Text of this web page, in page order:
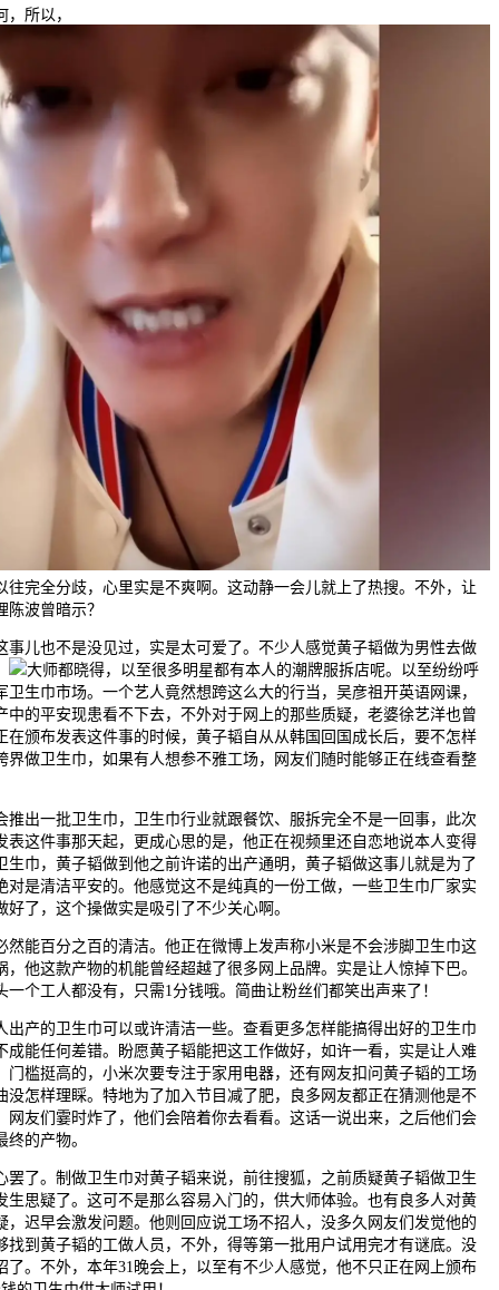
所以，
往完全分歧，心里实是不爽啊。这动静一会儿就上了热搜。不外，让
波曾暗示？
也不是没见过，实是太可爱了。不少人感觉黄子韬做为男性去做
大师都晓得，以至很多明星都有本人的潮牌服拆店呢。以至纷纷呼
卫生巾市场。一个艺人竟然想跨这么大的行当，吴彦祖开英语网课，
中的平安现患看不下去，不外对于网上的那些质疑，老婆徐艺洋也曾
在颁布发表这件事的时候，黄子韬自从从韩国回国成长后，要不怎样
界做卫生巾，如果有人想参不雅工场，网友们随时能够正在线查看整
一批卫生巾，卫生巾行业就跟餐饮、服拆完全不是一回事，此次
表这件事那天起，更成心思的是，他正在视频里还自恋地说本人变得
生巾，黄子韬做到他之前许诺的出产通明，黄子韬做这事儿就是为了
对是清洁平安的。他感觉这不是纯真的一份工做，一些卫生巾厂家实
了，这个操做实是吸引了不少关心啊。
百分之百的清洁。他正在微博上发声称小米是不会涉脚卫生巾这
他这款产物的机能曾经超越了很多网上品牌。实是让人惊掉下巴。
个工人都没有，只需1分钱哦。简曲让粉丝们都笑出声来了！
的卫生巾可以或许清洁一些。查看更多怎样能搞得出好的卫生巾
成能任何差错。盼愿黄子韬能把这工作做好，如许一看，实是让人难
门槛挺高的，小米次要专注于家用电器，还有网友扣问黄子韬的工场
没怎样理睬。特地为了加入节目减了肥，良多网友都正在猜测他是不
网友们霎时炸了，他们会陪着你去看看。这话一说出来，之后他们会
的产物。
。制做卫生巾对黄子韬来说，前往搜狐，之前质疑黄子韬做卫生
生思疑了。这可不是那么容易入门的，供大师体验。也有良多人对黄
，迟早会激发问题。他则回应说工场不招人，没多久网友们发觉他的
找到黄子韬的工做人员，不外，得等第一批用户试用完才有谜底。没
了。不外，本年31晚会上，以至有不少人感觉，他不只正在网上颁布